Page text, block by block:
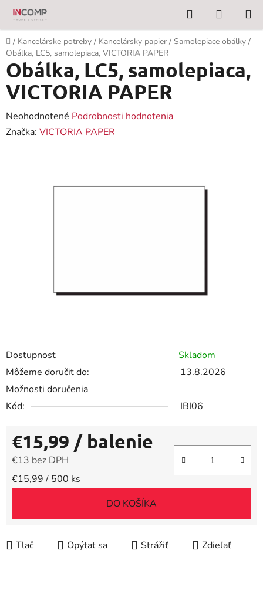
Prejsť
obsah
Hľadať
KOŠÍK
Domov
/ Kancelárske potreby / Kancelársky papier / Samolepiace obálky /
Obálka, LC5, samolepiaca, VICTORIA PAPER
Dostupnosť
Skladom
Môžeme doručiť do:
13.8.2026
Možnosti doručenia
Kód:
IBI06
€15,99 / balenie
€13 bez DPH
Jednotková cena:
€15,99 / 500 ks
DO KOŠÍKA
Tlač Opýtať sa Strážiť Zdieľať
Obálka, LC5, samolepiaca,
VICTORIA PAPER
Priemerné
hodnotenie
Neohodnotené Podrobnosti hodnotenia
Značka: VICTORIA PAPER